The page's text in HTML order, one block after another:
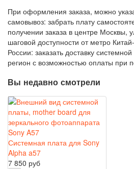
При оформления заказа, можно
самовывоз: забрать плату
получении заказа в центре Москвы,
шаговой доступности от метро
России: заказать доставку
регион с возможностью оплаты при
Вы недавно смотрели
Системная плата для Sony
Alpha a57
7 850 руб